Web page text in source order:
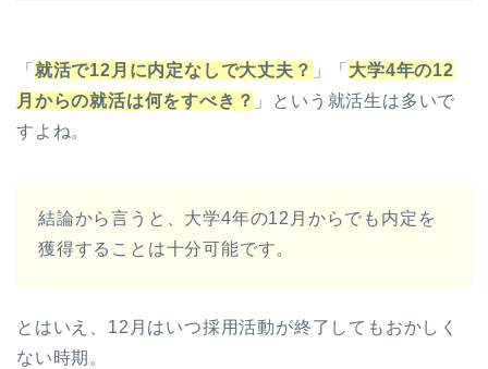
「 就活で12月に内定なしで大丈夫？ 」「 大学4年の12
月からの就活は何をすべき？ 」という就活生は多いで
すよね。
結論から言うと、大学4年の12月からでも内定を
獲得することは十分可能です。
とはいえ、12月はいつ採用活動が終了してもおかしく
ない時期。